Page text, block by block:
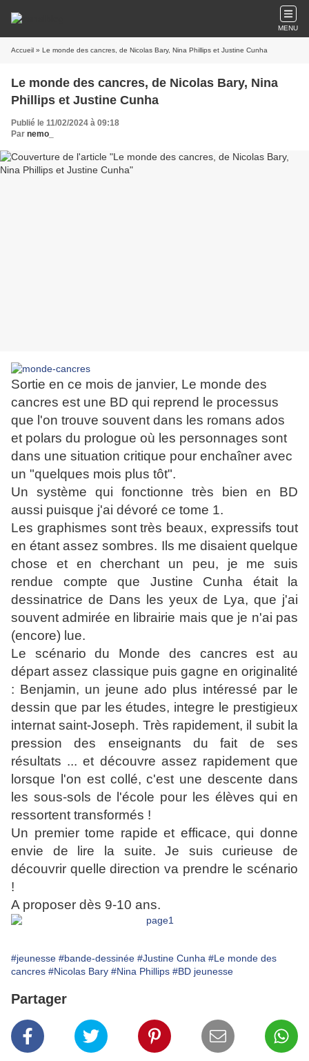
MENU
Accueil » Le monde des cancres, de Nicolas Bary, Nina Phillips et Justine Cunha
Le monde des cancres, de Nicolas Bary, Nina
Phillips et Justine Cunha
Publié le 11/02/2024 à 09:18
Par nemo_
Sortie en ce mois de janvier, Le monde des
cancres est une BD qui reprend le processus
que l'on trouve souvent dans les romans ados
et polars du prologue où les personnages sont
dans une situation critique pour enchaîner avec
un "quelques mois plus tôt".
Un système qui fonctionne très bien en BD
aussi puisque j'ai dévoré ce tome 1.
Les graphismes sont très beaux, expressifs tout
en étant assez sombres. Ils me disaient quelque
chose et en cherchant un peu, je me suis
rendue compte que Justine Cunha était la
dessinatrice de Dans les yeux de Lya, que j'ai
souvent admirée en librairie mais que je n'ai pas
(encore) lue.
Le scénario du Monde des cancres est au
départ assez classique puis gagne en originalité
: Benjamin, un jeune ado plus intéressé par le
dessin que par les études, integre le prestigieux
internat saint-Joseph. Très rapidement, il subit la
pression des enseignants du fait de ses
résultats ... et découvre assez rapidement que
lorsque l'on est collé, c'est une descente dans
les sous-sols de l'école pour les élèves qui en
ressortent transformés !
Un premier tome rapide et efficace, qui donne
envie de lire la suite. Je suis curieuse de
découvrir quelle direction va prendre le scénario
!
A proposer dès 9-10 ans.
#jeunesse #bande-dessinée #Justine Cunha #Le monde des
cancres #Nicolas Bary #Nina Phillips #BD jeunesse
Partager